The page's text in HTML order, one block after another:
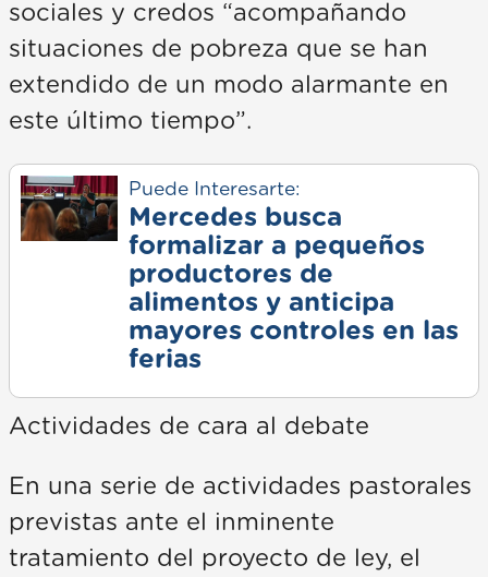
sociales y credos “acompañando
situaciones de pobreza que se han
extendido de un modo alarmante en
este último tiempo”.
Puede Interesarte:
Mercedes busca
formalizar a pequeños
productores de
alimentos y anticipa
mayores controles en las
ferias
Actividades de cara al debate
En una serie de actividades pastorales
previstas ante el inminente
tratamiento del proyecto de ley, el